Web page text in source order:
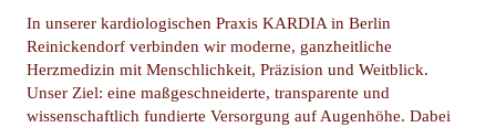
In unserer kardiologischen Praxis KARDIA in Berlin
Reinickendorf verbinden wir moderne, ganzheitliche
Herzmedizin mit Menschlichkeit, Präzision und Weitblick.
Unser Ziel: eine maßgeschneiderte, transparente und
wissenschaftlich fundierte Versorgung auf Augenhöhe. Dabei